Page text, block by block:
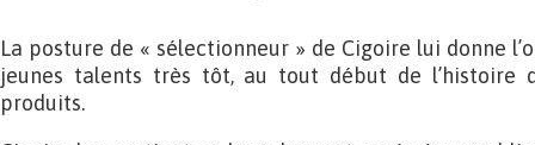
La posture de « sélectionneur » de Cigoire lui donne
jeunes talents très tôt, au tout début de l’histoire
produits.